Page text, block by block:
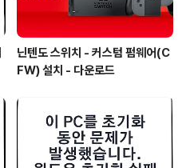
닌텐도 스위치 - 커스텀 펌웨어(C
FW) 설치 - 다운로드